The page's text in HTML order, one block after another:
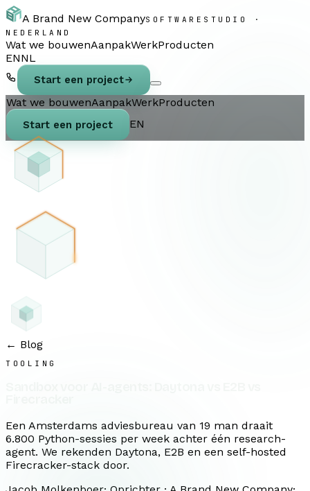
A Brand New CompanySOFTWARESTUDIO ·
NEDERLAND
Wat we bouwenAanpakWerkProducten
ENNL
Start een project
Wat we bouwenAanpakWerkProducten
Start een project EN
← Blog
TOOLING
Een Amsterdams adviesbureau van 19 man draait
6.800 Python-sessies per week achter één research-
agent. We rekenden Daytona, E2B en een self-hosted
Firecracker-stack door.